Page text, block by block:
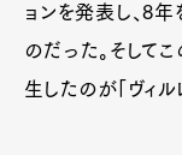
ョンを発表し、8
のだった。そして
生したのが「ヴィル